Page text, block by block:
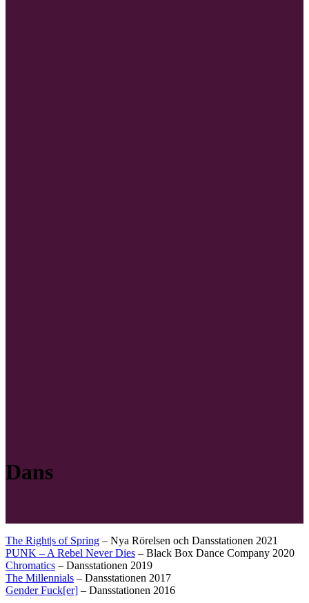
Dans
The Right|s of Spring – Nya Rörelsen och Dansstationen 2021
PUNK – A Rebel Never Dies – Black Box Dance Company 2020
Chromatics – Dansstationen 2019
The Millennials – Dansstationen 2017
Gender Fuck[er] – Dansstationen 2016